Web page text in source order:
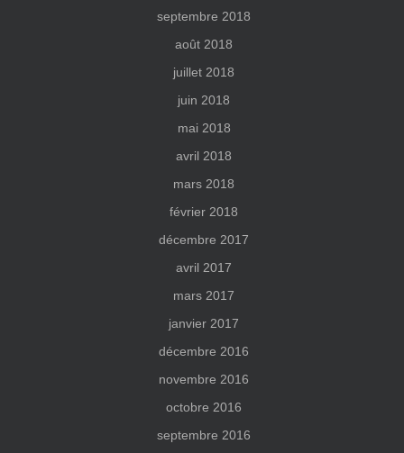
septembre 2018
août 2018
juillet 2018
juin 2018
mai 2018
avril 2018
mars 2018
février 2018
décembre 2017
avril 2017
mars 2017
janvier 2017
décembre 2016
novembre 2016
octobre 2016
septembre 2016